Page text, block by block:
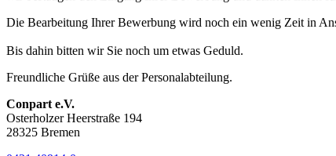
Die Bearbeitung Ihrer Bewerbung wird noch ein wenig Zeit in
Bis dahin bitten wir Sie noch um etwas Geduld.
Freundliche Grüße aus der Personalabteilung.
Conpart e.V.
Osterholzer Heerstraße 194
28325 Bremen